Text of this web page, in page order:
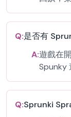
Q:是否有
A:遊戲在
Spunky
Q:Sprunki